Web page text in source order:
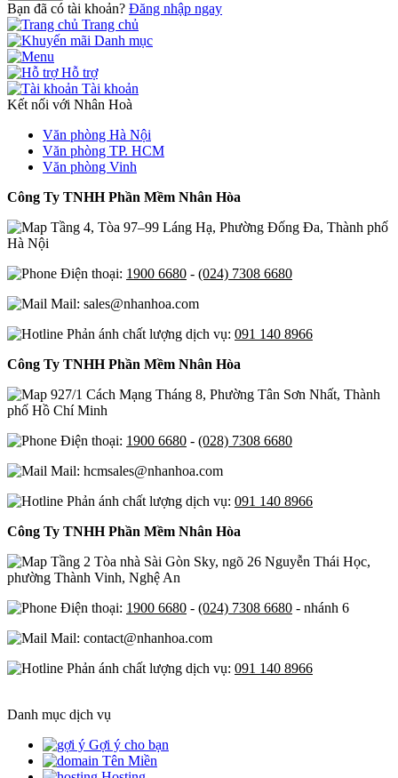
Bạn đã có tài khoản? Đăng nhập ngay
Trang chủ
Danh mục
Hỗ trợ
Tài khoản
Kết nối với Nhân Hoà
Văn phòng Hà Nội
Văn phòng TP. HCM
Văn phòng Vinh
Công Ty TNHH Phần Mềm Nhân Hòa
Tầng 4, Tòa 97–99 Láng Hạ, Phường Đống Đa, Thành phố
Hà Nội
Điện thoại: 1900 6680 - (024) 7308 6680
Mail: sales@nhanhoa.com
Phản ánh chất lượng dịch vụ: 091 140 8966
Công Ty TNHH Phần Mềm Nhân Hòa
927/1 Cách Mạng Tháng 8, Phường Tân Sơn Nhất, Thành
phố Hồ Chí Minh
Điện thoại: 1900 6680 - (028) 7308 6680
Mail: hcmsales@nhanhoa.com
Phản ánh chất lượng dịch vụ: 091 140 8966
Công Ty TNHH Phần Mềm Nhân Hòa
Tầng 2 Tòa nhà Sài Gòn Sky, ngõ 26 Nguyễn Thái Học,
phường Thành Vinh, Nghệ An
Điện thoại: 1900 6680 - (024) 7308 6680 - nhánh 6
Mail: contact@nhanhoa.com
Phản ánh chất lượng dịch vụ: 091 140 8966
Danh mục dịch vụ
Gợi ý cho bạn
Tên Miền